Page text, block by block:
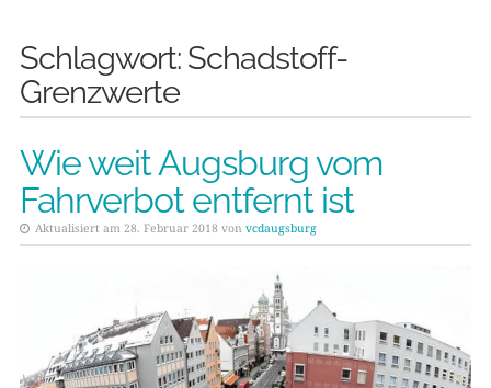
Schlagwort: Schadstoff-
Grenzwerte
Wie weit Augsburg vom
Fahrverbot entfernt ist
Aktualisiert am 28. Februar 2018 von vcdaugsburg